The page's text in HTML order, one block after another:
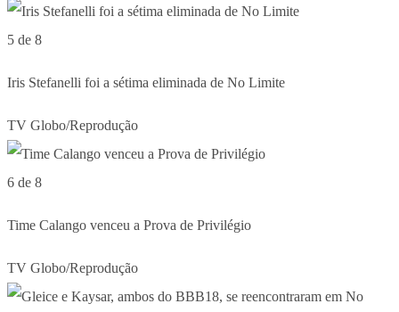
5 de 8
Iris Stefanelli foi a sétima eliminada de No Limite
TV Globo/Reprodução
6 de 8
Time Calango venceu a Prova de Privilégio
TV Globo/Reprodução